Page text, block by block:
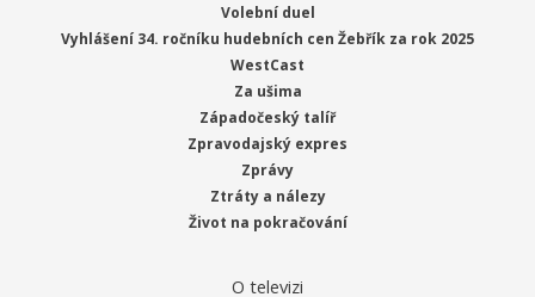
Volební duel
Vyhlášení 34. ročníku hudebních cen Žebřík za rok 2025
WestCast
Za ušima
Západočeský talíř
Zpravodajský expres
Zprávy
Ztráty a nálezy
Život na pokračování
O televizi